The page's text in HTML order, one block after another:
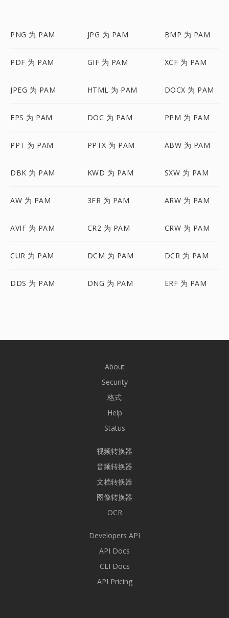
PNG 为 PAM JPG 为 PAM BMP 为 PAM
PDF 为 PAM GIF 为 PAM XCF 为 PAM
JPEG 为 PAM HTML 为 PAM DOCX 为 PAM
EPS 为 PAM DOC 为 PAM PPM 为 PAM
PPT 为 PAM PPTX 为 PAM ABW 为 PAM
DBK 为 PAM KWD 为 PAM SXW 为 PAM
AW 为 PAM 3FR 为 PAM ARW 为 PAM
AVIF 为 PAM CR2 为 PAM CRW 为 PAM
CUR 为 PAM DCM 为 PAM DCR 为 PAM
DDS 为 PAM DNG 为 PAM ERF 为 PAM
About
Security
格式
Help
Status
视频转换器
音频转换器
文档转换器
图像转换器
OCR
Developers API
API Docs
CLI Docs
API Pricing